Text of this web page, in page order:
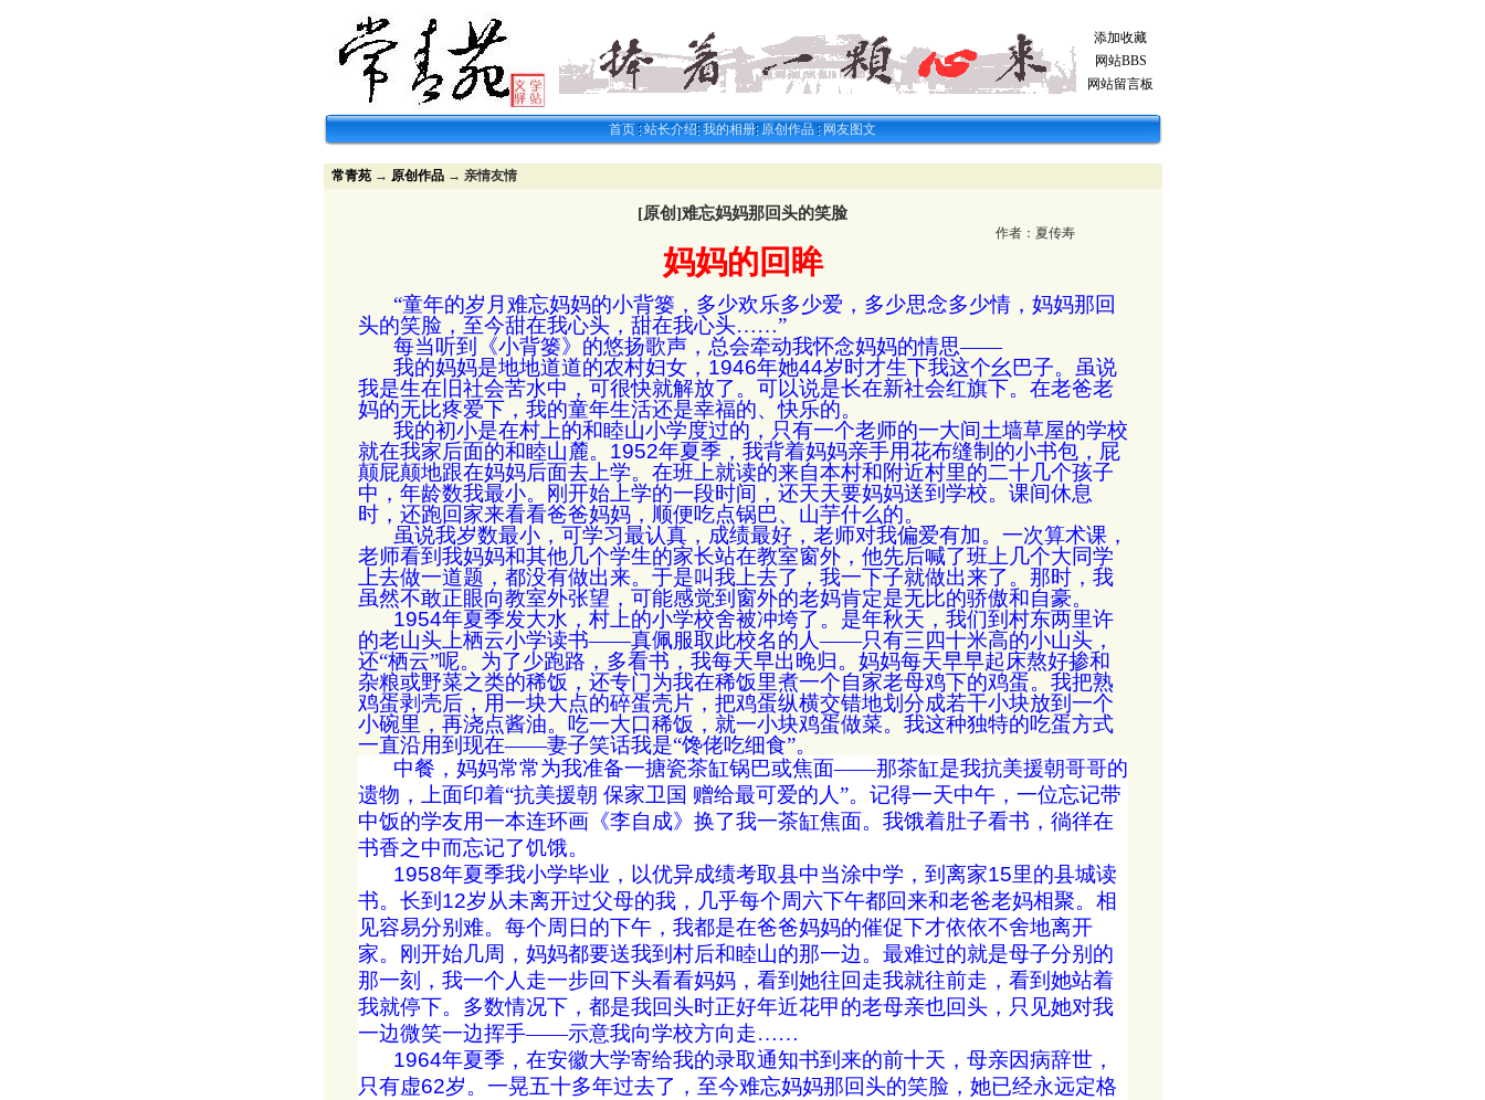
添加收藏
网站BBS
网站留言板
首页 站长介绍 我的相册 原创作品 网友图文
常青苑→ 原创作品 → 亲情友情
[原创]难忘妈妈那回头的笑脸
作者： 夏传寿
妈妈的回眸
“童年的岁月难忘妈妈的小背篓，多少欢乐多少爱，多少思念多少情，妈妈那回
头的笑脸，至今甜在我心头，甜在我心头……”
每当听到《小背篓》的悠扬歌声，总会牵动我怀念妈妈的情思――
我的妈妈是地地道道的农村妇女， 1946年她44岁时才生下我这个幺巴子。虽说
我是生在旧社会苦水中，可很快就解放了。可以说是长在新社会红旗下。在老爸老
妈的无比疼爱下，我的童年生活还是幸福的、快乐的。
我的初小是在村上的和睦山小学度过的，只有一个老师的一大间土墙草屋的学校
就在我家后面的和睦山麓。 1952年夏季，我背着妈妈亲手用花布缝制的小书包，屁
颠屁颠地跟在妈妈后面去上学。在班上就读的来自本村和附近村里的二十几个孩子
中，年龄数我最小。刚开始上学的一段时间，还天天要妈妈送到学校。课间休息
时，还跑回家来看看爸爸妈妈，顺便吃点锅巴、山芋什么的。
虽说我岁数最小，可学习最认真，成绩最好，老师对我偏爱有加。一次算术课，
老师看到我妈妈和其他几个学生的家长站在教室窗外，他先后喊了班上几个大同学
上去做一道题，都没有做出来。于是叫我上去了，我一下子就做出来了。那时，我
虽然不敢正眼向教室外张望，可能感觉到窗外的老妈肯定是无比的骄傲和自豪。
1954年夏季发大水，村上的小学校舍被冲垮了。是年秋天，我们到村东两里许
的老山头上栖云小学读书――真佩服取此校名的人――只有三四十米高的小山头，
还“栖云”呢。为了少跑路，多看书，我每天早出晚归。妈妈每天早早起床熬好掺和
杂粮或野菜之类的稀饭，还专门为我在稀饭里煮一个自家老母鸡下的鸡蛋。我把熟
鸡蛋剥壳后，用一块大点的碎蛋壳片，把鸡蛋纵横交错地划分成若干小块放到一个
小碗里，再浇点酱油。吃一大口稀饭，就一小块鸡蛋做菜。我这种独特的吃蛋方式
一直沿用到现在――妻子笑话我是“馋佬吃细食”。
中餐，妈妈常常为我准备一搪瓷茶缸锅巴或焦面――那茶缸是我抗美援朝哥哥的
遗物，上面印着“抗美援朝 保家卫国 赠给最可爱的人”。记得一天中午，一位忘记带
中饭的学友用一本连环画《李自成》换了我一茶缸焦面。我饿着肚子看书，徜徉在
书香之中而忘记了饥饿。
1958年夏季我小学毕业，以优异成绩考取县中当涂中学，到离家15里的县城读
书。长到 12岁从未离开过父母的我，几乎每个周六下午都回来和老爸老妈相聚。相
见容易分别难。每个周日的下午，我都是在爸爸妈妈的催促下才依依不舍地离开
家。刚开始几周，妈妈都要送我到村后和睦山的那一边。最难过的就是母子分别的
那一刻，我一个人走一步回下头看看妈妈，看到她往回走我就往前走，看到她站着
我就停下。多数情况下，都是我回头时正好年近花甲的老母亲也回头，只见她对我
一边微笑一边挥手――示意我向学校方向走……
1964年夏季，在安徽大学寄给我的录取通知书到来的前十天，母亲因病辞世，
只有虚62岁。一晃五十多年过去了，至今难忘妈妈那回头的笑脸，她已经永远定格